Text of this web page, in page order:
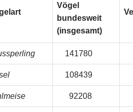
Vögel
bundesweit
(insgesamt)
141780
108439
92208